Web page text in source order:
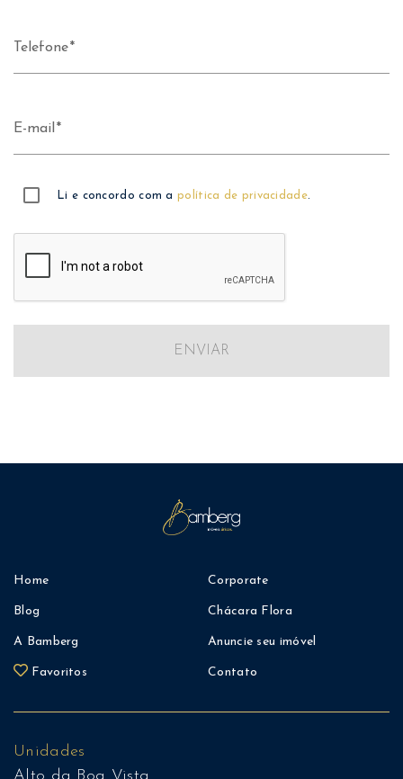
Telefone
E-mail
Li e concordo com apolítica de privacidade.
ENVIAR
Home
Blog
A Bamberg
Favoritos
Corporate
Chácara Flora
Anuncie seu imóvel
Contato
Unidades